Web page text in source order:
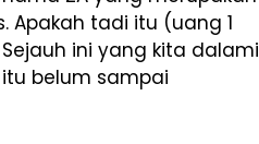
Apakah tadi itu (uang 1
ini yang kita dalami
belum sampai